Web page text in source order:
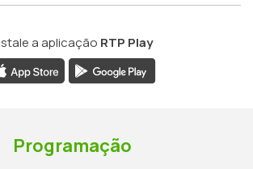
a aplicação RTP Play
Programação